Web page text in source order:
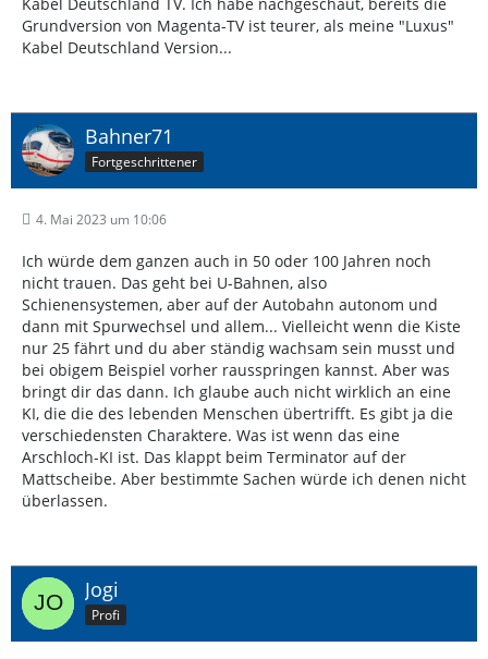
Kabel Deutschland TV. Ich habe nachgeschaut, bereits die
Grundversion von Magenta-TV ist teurer, als meine "Luxus"
Kabel Deutschland Version...
Bahner71
Fortgeschrittener
4. Mai 2023 um 10:06
Ich würde dem ganzen auch in 50 oder 100 Jahren noch
nicht trauen. Das geht bei U-Bahnen, also
Schienensystemen, aber auf der Autobahn autonom und
dann mit Spurwechsel und allem... Vielleicht wenn die Kiste
nur 25 fährt und du aber ständig wachsam sein musst und
bei obigem Beispiel vorher rausspringen kannst. Aber was
bringt dir das dann. Ich glaube auch nicht wirklich an eine
KI, die die des lebenden Menschen übertrifft. Es gibt ja die
verschiedensten Charaktere. Was ist wenn das eine
Arschloch-KI ist. Das klappt beim Terminator auf der
Mattscheibe. Aber bestimmte Sachen würde ich denen nicht
überlassen.
Jogi
Profi